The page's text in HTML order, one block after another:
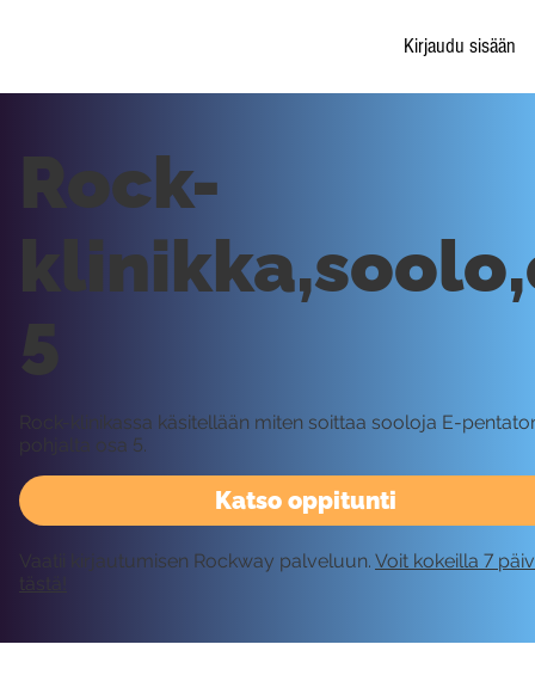
Kirjaudu sisään
Katso oppitunti
Rock-
5
Rock-klinikassa käsitellään miten soittaa sooloja E-
pohjalta osa 5.
Vaatii kirjautumisen Rockway palveluun. Voit kokeilla 7
tästä!